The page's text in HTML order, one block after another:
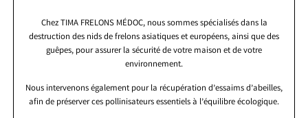
Chez TIMA FRELONS MÉDOC, nous sommes spécialisés dans la
destruction des nids de frelons asiatiques et européens, ainsi que des
guêpes, pour assurer la sécurité de votre maison et de votre
environnement.
Nous intervenons également pour la récupération d’essaims d’abeilles,
afin de préserver ces pollinisateurs essentiels à l’équilibre écologique.